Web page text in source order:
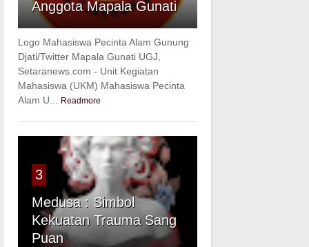
Anggota Mapala Gunati
Logo Mahasiswa Pecinta Alam Gunung
Djati/Twitter Mapala Gunati UGJ,
Setaranews.com - Unit Kegiatan
Mahasiswa (UKM) Mahasiswa Pecinta
Alam U...
Readmore
3
Medusa : Simbol
Kekuatan Trauma Sang
Puan